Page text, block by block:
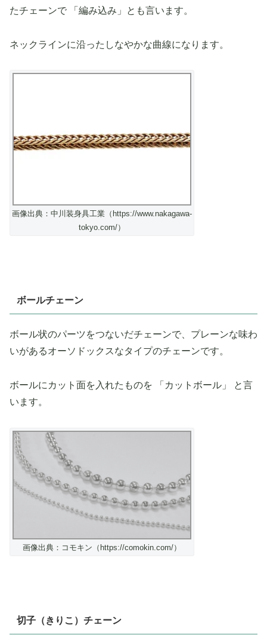
たチェーンで 「編み込み」とも言います。
ネックラインに沿ったしなやかな曲線になります。
画像出典：中川装身具工業（https://www.nakagawa-
tokyo.com/）
ボールチェーン
ボール状のパーツをつないだチェーンで、プレーンな味わ
いがあるオーソドックスなタイプのチェーンです。
ボールにカット面を入れたものを 「カットボール」 と言
います。
画像出典：コモキン（https://comokin.com/）
切子（きりこ）チェーン